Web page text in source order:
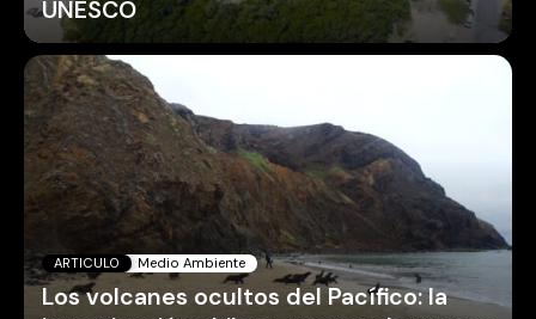
UNESCO
ARTICULO Medio Ambiente
Los volcanes ocultos del Pacífico: la